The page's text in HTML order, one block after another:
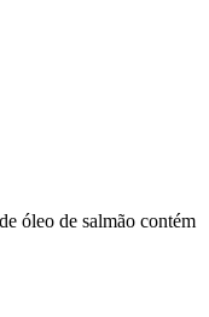
óleo de salmão contém